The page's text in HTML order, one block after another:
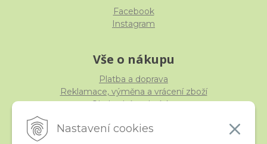
Nastavení cookies
Facebook
Instagram
Vše o nákupu
Platba a doprava
Reklamace, výměna a vrácení zboží
Obchodní podmínky